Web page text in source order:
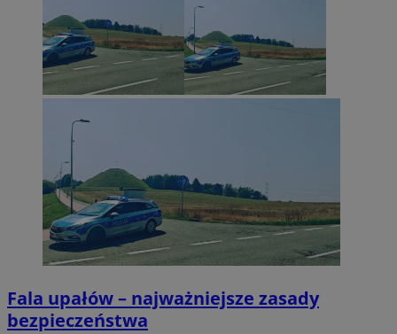
Fala upałów – najważniejsze zasady
bezpieczeństwa